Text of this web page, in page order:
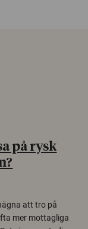
på rysk
att tro på
mer mottagliga